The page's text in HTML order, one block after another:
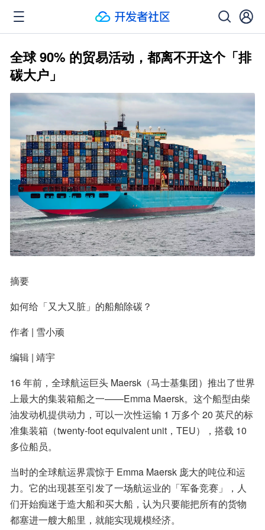
全球 90% 的贸易活动，都离不开这个「排
碳大户」
摘要
如何给「又大又脏」的船舶除碳？
作者 | 雪小顽
编辑 | 靖宇
16 年前，全球航运巨头 Maersk（马士基集团）推出了世界
上最大的集装箱船之一——Emma Maersk。这个船型由柴
油发动机提供动力，可以一次性运输 1 万多个 20 英尺的标
准集装箱（twenty-foot equivalent unit，TEU），搭载 10
多位船员。
当时的全球航运界震惊于 Emma Maersk 庞大的吨位和运
力。它的出现甚至引发了一场航运业的「军备竞赛」，人
们开始痴迷于造大船和买大船，认为只要能把所有的货物
都塞进一艘大船里，就能实现规模经济。